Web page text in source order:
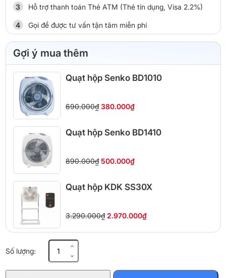
Hỗ trợ thanh toán Thẻ ATM (Thẻ tín dụng, Visa 2.2%)
Gọi để được tư vấn tận tâm miễn phí
Gợi ý mua thêm
Quạt hộp Senko BD1010
690.000₫ 380.000₫
Quạt hộp Senko BD1410
890.000₫ 500.000₫
Quạt hộp KDK SS30X
3.290.000₫ 2.970.000₫
Số lượng:
Quạt
hộp